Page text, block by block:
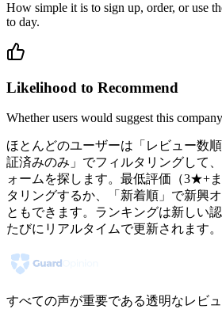
How simple it is to sign up, order, or use
to day.
Likelihood to Recommend
Whether users would suggest this
ほとんどのユーザーは「レビュー数
証済みのみ」でフィルタリングして
ォームを探します。最低評価（3★+
タリングするか、「新着順」で新興
ともできます。ランキングは新しい
たびにリアルタイムで更新されます。
すべての声が重要である透明なレビ